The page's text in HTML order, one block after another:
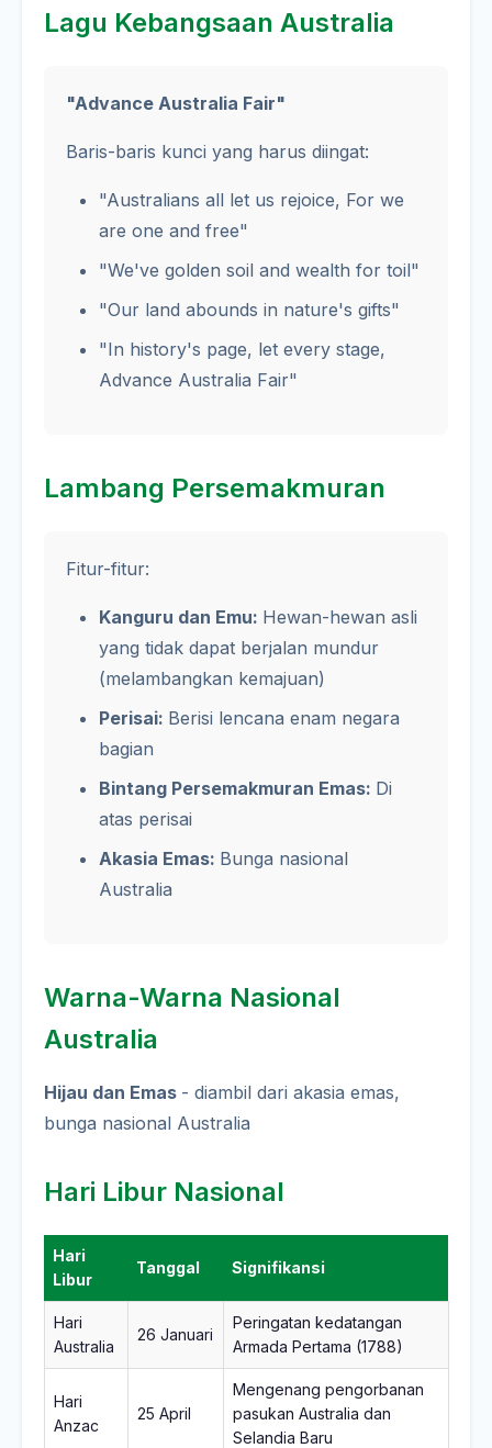
Lagu Kebangsaan Australia
"Advance Australia Fair"
Baris-baris kunci yang harus diingat:
"Australians all let us rejoice, For we
are one and free"
"We've golden soil and wealth for toil"
"Our land abounds in nature's gifts"
"In history's page, let every stage,
Advance Australia Fair"
Lambang Persemakmuran
Fitur-fitur:
Kanguru dan Emu: Hewan-hewan asli
yang tidak dapat berjalan mundur
(melambangkan kemajuan)
Perisai: Berisi lencana enam negara
bagian
Bintang Persemakmuran Emas: Di
atas perisai
Akasia Emas: Bunga nasional
Australia
Warna-Warna Nasional
Australia
Hijau dan Emas - diambil dari akasia emas,
bunga nasional Australia
Hari Libur Nasional
Hari
Libur
Tanggal Signifikansi
Hari
Australia
26 Januari
Peringatan kedatangan
Armada Pertama (1788)
Hari
Anzac
25 April
Mengenang pengorbanan
pasukan Australia dan
Selandia Baru